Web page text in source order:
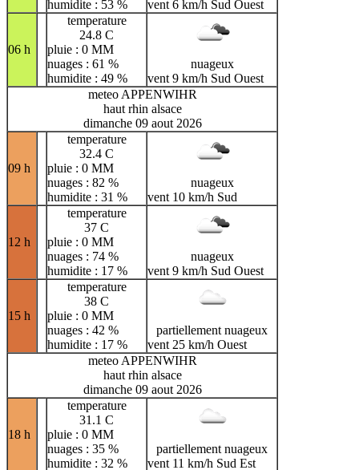
humidite : 53 %
vent 6 km/h Sud Ouest
06 h
temperature
24.8 C
pluie : 0 MM
nuages : 61 %
humidite : 49 %
nuageux
vent 9 km/h Sud Ouest
meteo APPENWIHR
haut rhin alsace
dimanche 09 aout 2026
09 h
temperature
32.4 C
pluie : 0 MM
nuages : 82 %
humidite : 31 %
nuageux
vent 10 km/h Sud
12 h
temperature
37 C
pluie : 0 MM
nuages : 74 %
humidite : 17 %
nuageux
vent 9 km/h Sud Ouest
15 h
temperature
38 C
pluie : 0 MM
nuages : 42 %
humidite : 17 %
partiellement nuageux
vent 25 km/h Ouest
meteo APPENWIHR
haut rhin alsace
dimanche 09 aout 2026
18 h
temperature
31.1 C
pluie : 0 MM
nuages : 35 %
humidite : 32 %
partiellement nuageux
vent 11 km/h Sud Est